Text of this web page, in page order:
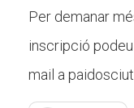
Per demanar
inscripció
mail a